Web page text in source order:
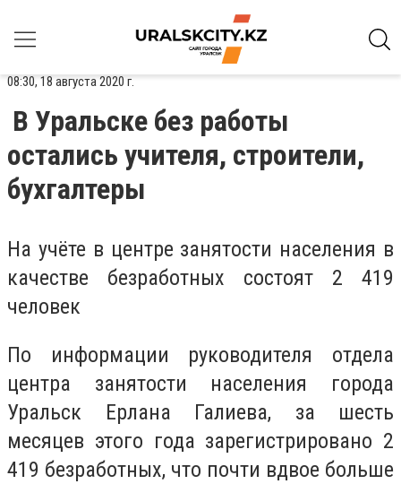
08:30, 18 августа 2020 г.
В Уральске без работы
остались учителя, строители,
бухгалтеры
На учёте в центре занятости населения в
качестве безработных состоят 2 419
человек
По информации руководителя отдела
центра занятости населения города
Уральск Ерлана Галиева, за шесть
месяцев этого года зарегистрировано 2
419 безработных, что почти вдвое больше